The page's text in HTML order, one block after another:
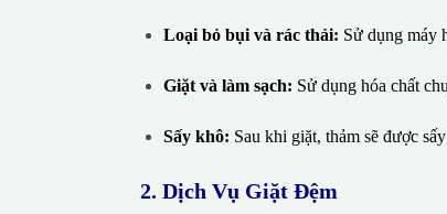
Loại bỏ bụi và rác thải: Sử dụng máy
Giặt và làm sạch: Sử dụng hóa chất
Sấy khô: Sau khi giặt, thảm sẽ được
2. Dịch Vụ Giặt Đệm